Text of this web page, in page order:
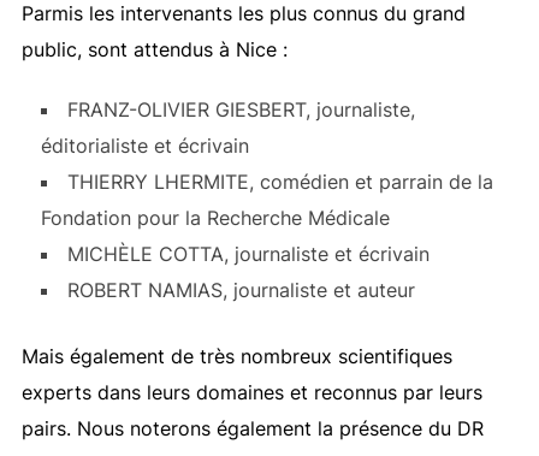
Parmis les intervenants les plus connus du grand
public, sont attendus à Nice :
FRANZ-OLIVIER GIESBERT, journaliste,
éditorialiste et écrivain
THIERRY LHERMITE, comédien et parrain de la
Fondation pour la Recherche Médicale
MICHÈLE COTTA, journaliste et écrivain
ROBERT NAMIAS, journaliste et auteur
Mais également de très nombreux scientifiques
experts dans leurs domaines et reconnus par leurs
pairs. Nous noterons également la présence du DR